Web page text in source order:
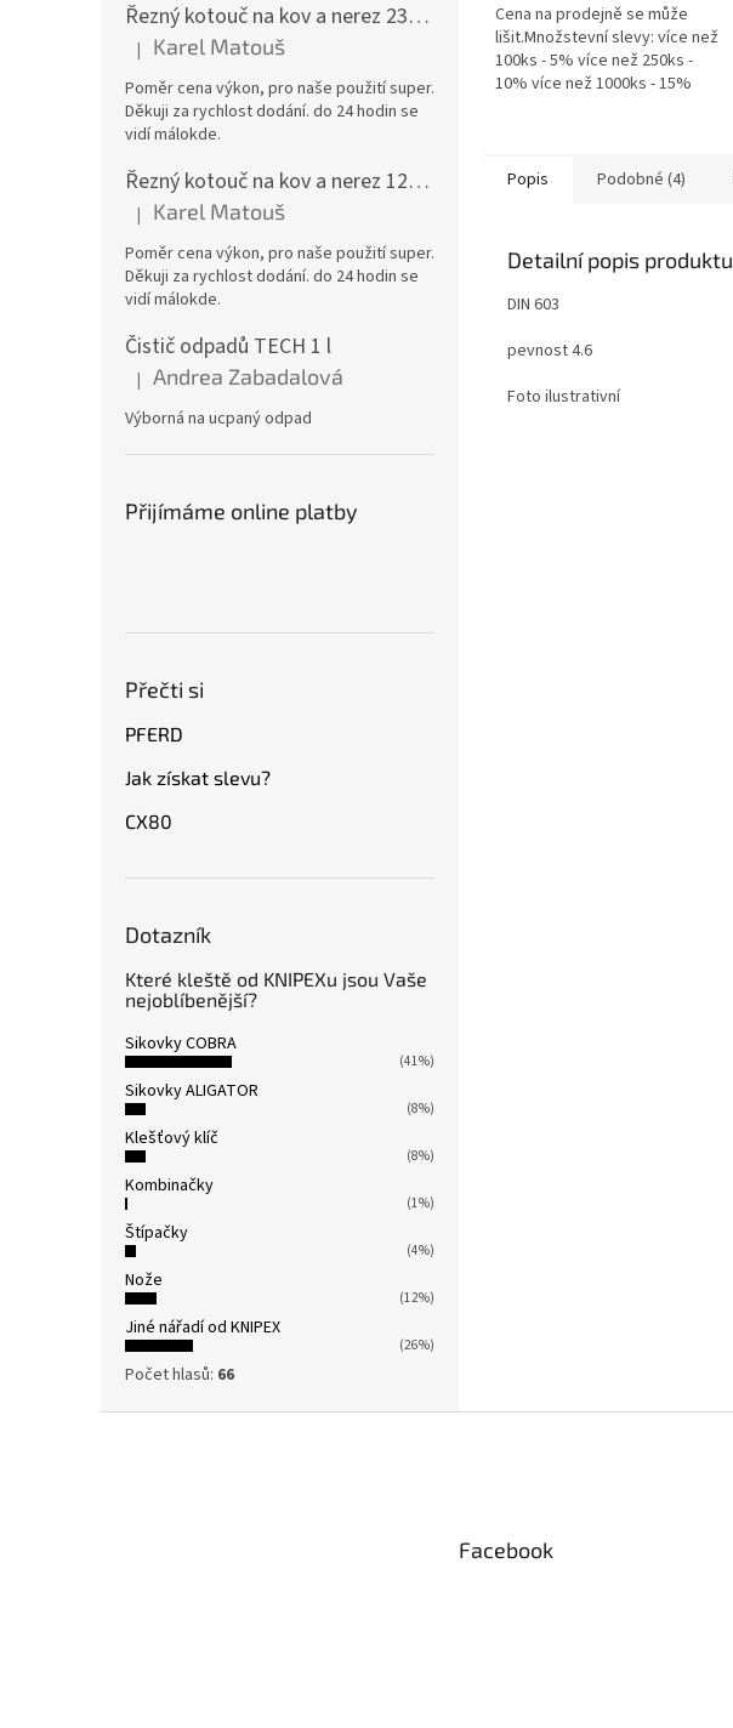
Řezný kotouč na kov a nerez 230x2,0x22 A46T6BF, balení 25ks
Hodnocení produktu je 5 z 5 hvězdiček.
| Karel Matouš
Poměr cena výkon, pro naše použití super.
Děkuji za rychlost dodání. do 24 hodin se
vidí málokde.
Řezný kotouč na kov a nerez 125x1,0x22 A46T6BF, balení 25ks
Hodnocení produktu je 5 z 5 hvězdiček.
| Karel Matouš
Poměr cena výkon, pro naše použití super.
Děkuji za rychlost dodání. do 24 hodin se
vidí málokde.
Čistič odpadů TECH 1 l
Hodnocení produktu je 5 z 5 hvězdiček.
| Andrea Zabadalová
Výborná na ucpaný odpad
Přijímáme online platby
Přečti si
PFERD
Jak získat slevu?
CX80
Dotazník
Které kleště od KNIPEXu jsou Vaše
nejoblíbenější?
Sikovky COBRA
(41%)
Sikovky ALIGATOR
(8%)
Klešťový klíč
(8%)
Kombinačky
(1%)
Štípačky
(4%)
Nože
(12%)
Jiné nářadí od KNIPEX
(26%)
Počet hlasů: 66
Cena na prodejně se může
lišit.Množstevní slevy: více než
100ks - 5% více než 250ks -
10% více než 1000ks - 15%
Popis Podobné (4)
Detailní popis produktu
DIN 603
pevnost 4.6
Foto ilustrativní
Facebook